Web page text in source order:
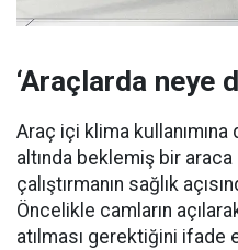
‘Araçlarda neye
Araç içi klima
altında beklemiş bir
çalıştırmanın sağlık
Öncelikle camların
atılması gerektiğini ifade